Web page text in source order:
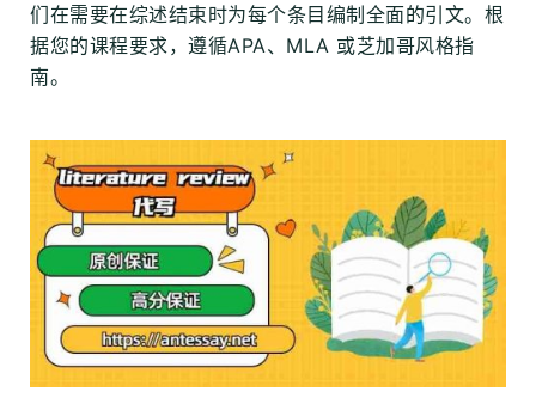
们在需要在综述结束时为每个条目编制全面的引文。根
据您的课程要求，遵循APA、MLA 或芝加哥风格指
南。